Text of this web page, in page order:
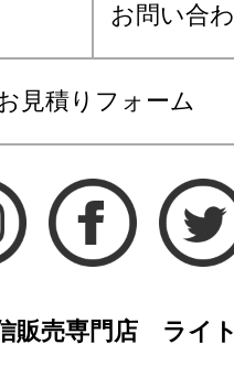
お問い合
見積りフォーム
販売専門店 ライ